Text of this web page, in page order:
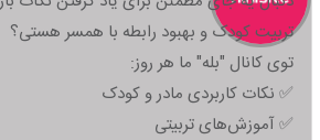
تربیت کودک و بهبود رابطه با همسر هستی؟
توی کانال "بله" ما هر روز:
✅ نکات کاربردی مادر و کودک
✅ آموزش‌های تربیتی